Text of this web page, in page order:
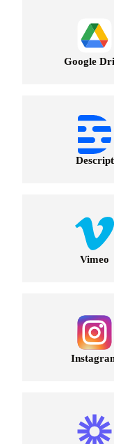
Google
Descript
Vimeo